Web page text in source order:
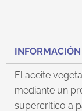
El aceite
mediante un
supercrítico a